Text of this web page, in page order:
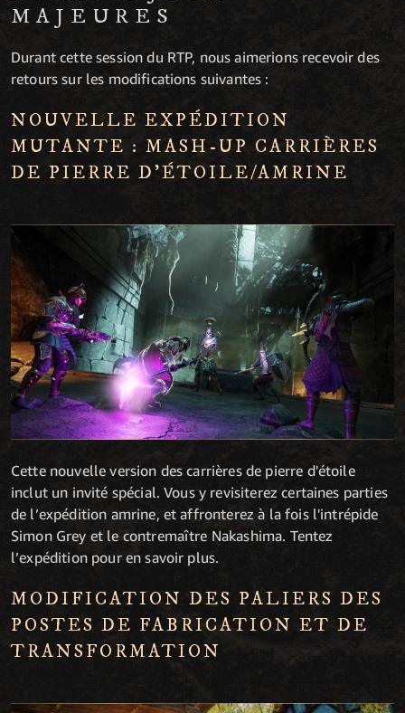
MAJEURES
Durant cette session du RTP, nous aimerions recevoir des
retours sur les modifications suivantes :
NOUVELLE EXPÉDITION
MUTANTE : MASH-UP CARRIÈRES
DE PIERRE D'ÉTOILE/AMRINE
Cette nouvelle version des carrières de pierre d'étoile
inclut un invité spécial. Vous y revisiterez certaines parties
de l’expédition amrine, et affronterez à la fois l'intrépide
Simon Grey et le contremaître Nakashima. Tentez
l’expédition pour en savoir plus.
MODIFICATION DES PALIERS DES
POSTES DE FABRICATION ET DE
TRANSFORMATION